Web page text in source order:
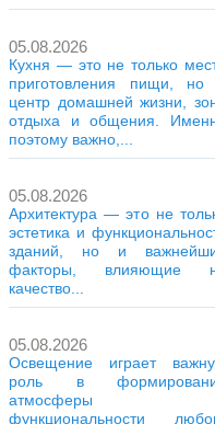
05.08.2026
Кухня — это не только
приготовления пищи, но
центр домашней жизни,
отдыха и общения.
поэтому важно,...
05.08.2026
Архитектура — это не
эстетика и
зданий, но и
факторы, влияющие
качество...
05.08.2026
Освещение играет
роль в
атмосферы
функциональности